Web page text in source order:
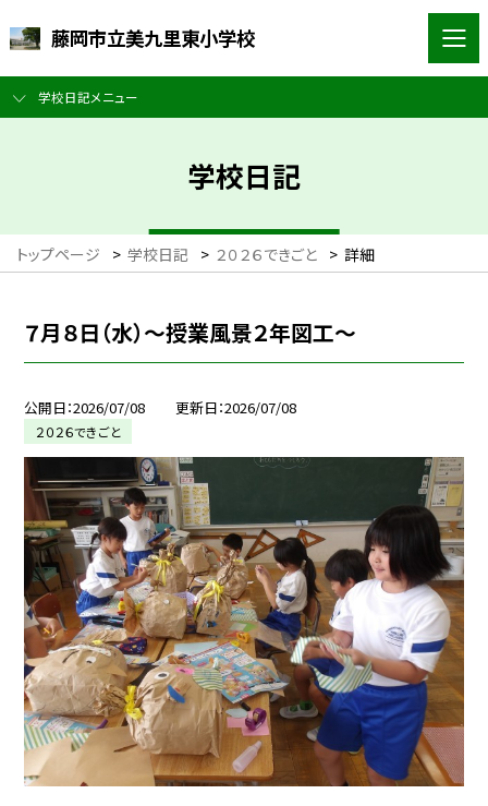
藤岡市立美九里東小学校
学校日記メニュー
学校日記
トップページ > 学校日記 > ２０２６できごと > 詳細
７月８日（水）～授業風景２年図工～
公開日 2026/07/08 更新日 2026/07/08
２０２６できごと